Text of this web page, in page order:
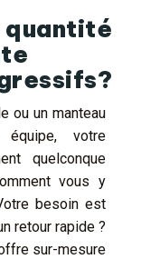
quantité
ou un manteau
équipe, votre
quelconque
vous y
besoin est
retour rapide ?
sur-mesure